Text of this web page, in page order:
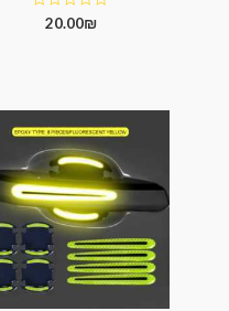
דורג 20.00₪